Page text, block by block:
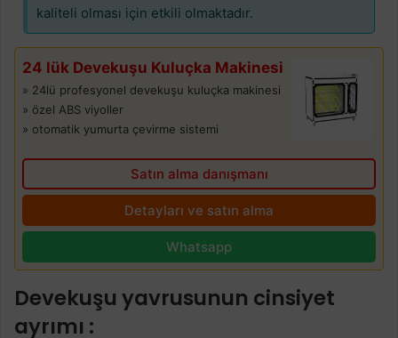
kaliteli olması için etkili olmaktadır.
24 lük Devekuşu Kuluçka Makinesi
» 24lü profesyonel devekuşu kuluçka makinesi
» özel ABS viyoller
» otomatik yumurta çevirme sistemi
Satın alma danışmanı
Detayları ve satın alma
Whatsapp
Devekuşu yavrusunun cinsiyet
ayrımı :